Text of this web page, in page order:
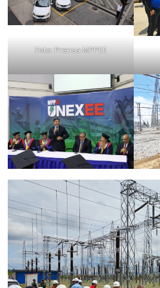
Foto: Prensa MPPEE